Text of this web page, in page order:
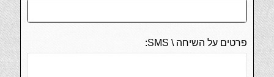
פרטים על השיחה \ SMS: